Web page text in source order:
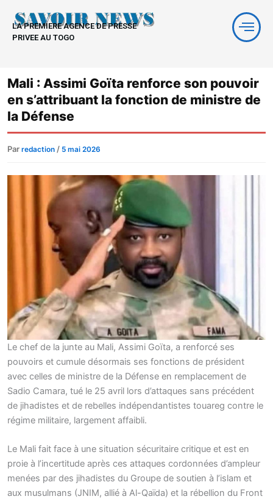
contenu
LA PREMIERE AGENCE DE PRESSE
PRIVEE AU TOGO
Mali : Assimi Goïta renforce son pouvoir
en s’attribuant la fonction de ministre de
la Défense
Par redaction / 5 mai 2026
Le chef de la junte au Mali, Assimi Goïta, a renforcé ses
pouvoirs et cumule désormais ses fonctions de président
avec celles de ministre de la Défense en remplacement de
Sadio Camara, tué le 25 avril lors d’attaques sans précédent
de jihadistes et de rebelles indépendantistes touareg contre le
régime militaire, largement affaibli.
Le Mali fait face à une situation sécuritaire critique et est en
proie à l’incertitude après ces attaques cordonnées d’ampleur
menées par des jihadistes du Groupe de soutien à l’islam et
aux musulmans (JNIM, allié à Al-Qaïda) et la rébellion du Front